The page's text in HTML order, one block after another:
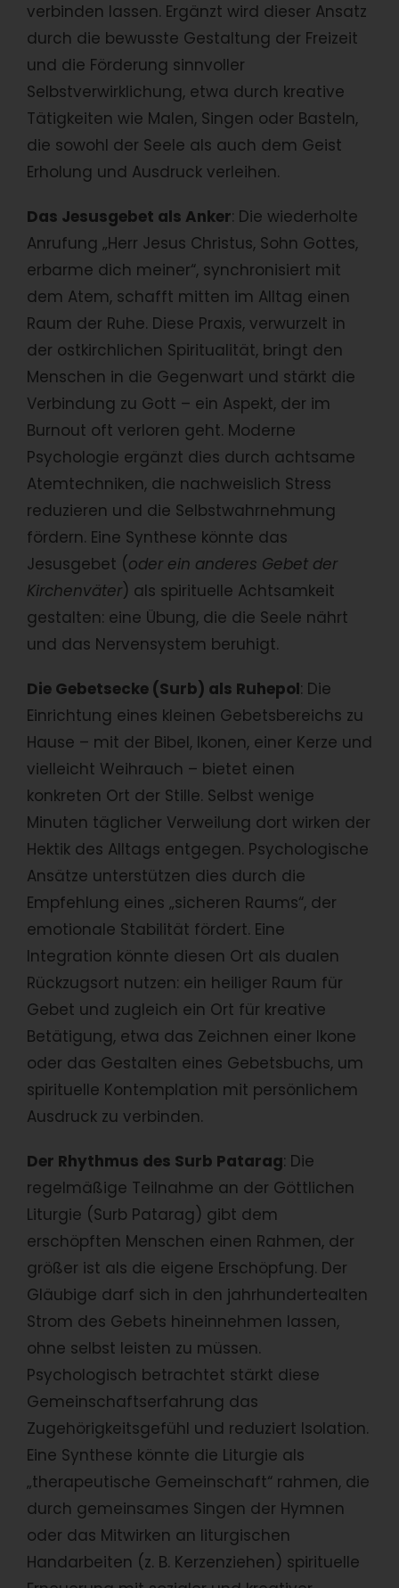
verbinden lassen. Ergänzt wird dieser Ansatz
durch die bewusste Gestaltung der Freizeit
und die Förderung sinnvoller
Selbstverwirklichung, etwa durch kreative
Tätigkeiten wie Malen, Singen oder Basteln,
die sowohl der Seele als auch dem Geist
Erholung und Ausdruck verleihen.
Das Jesusgebet als Anker: Die wiederholte
Anrufung „Herr Jesus Christus, Sohn Gottes,
erbarme dich meiner“, synchronisiert mit
dem Atem, schafft mitten im Alltag einen
Raum der Ruhe. Diese Praxis, verwurzelt in
der ostkirchlichen Spiritualität, bringt den
Menschen in die Gegenwart und stärkt die
Verbindung zu Gott – ein Aspekt, der im
Burnout oft verloren geht. Moderne
Psychologie ergänzt dies durch achtsame
Atemtechniken, die nachweislich Stress
reduzieren und die Selbstwahrnehmung
fördern. Eine Synthese könnte das
Jesusgebet (oder ein anderes Gebet der
Kirchenväter) als spirituelle Achtsamkeit
gestalten: eine Übung, die die Seele nährt
und das Nervensystem beruhigt.
Die Gebetsecke (Surb) als Ruhepol: Die
Einrichtung eines kleinen Gebetsbereichs zu
Hause – mit der Bibel, Ikonen, einer Kerze und
vielleicht Weihrauch – bietet einen
konkreten Ort der Stille. Selbst wenige
Minuten täglicher Verweilung dort wirken der
Hektik des Alltags entgegen. Psychologische
Ansätze unterstützen dies durch die
Empfehlung eines „sicheren Raums“, der
emotionale Stabilität fördert. Eine
Integration könnte diesen Ort als dualen
Rückzugsort nutzen: ein heiliger Raum für
Gebet und zugleich ein Ort für kreative
Betätigung, etwa das Zeichnen einer Ikone
oder das Gestalten eines Gebetsbuchs, um
spirituelle Kontemplation mit persönlichem
Ausdruck zu verbinden.
Der Rhythmus des Surb Patarag: Die
regelmäßige Teilnahme an der Göttlichen
Liturgie (Surb Patarag) gibt dem
erschöpften Menschen einen Rahmen, der
größer ist als die eigene Erschöpfung. Der
Gläubige darf sich in den jahrhundertealten
Strom des Gebets hineinnehmen lassen,
ohne selbst leisten zu müssen.
Psychologisch betrachtet stärkt diese
Gemeinschaftserfahrung das
Zugehörigkeitsgefühl und reduziert Isolation.
Eine Synthese könnte die Liturgie als
„therapeutische Gemeinschaft“ rahmen, die
durch gemeinsames Singen der Hymnen
oder das Mitwirken an liturgischen
Handarbeiten (z. B. Kerzenziehen) spirituelle